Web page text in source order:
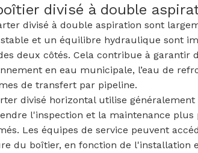
divisé à double
divisé à double aspiration sont
et un équilibre hydraulique sont
deux côtés. Cela contribue à garantir
en eau municipale, l’eau de
de transfert par pipeline.
divisé horizontal utilise généralement
l'inspection et la maintenance plus
Les équipes de service peuvent
du boîtier, en fonction de l'installation